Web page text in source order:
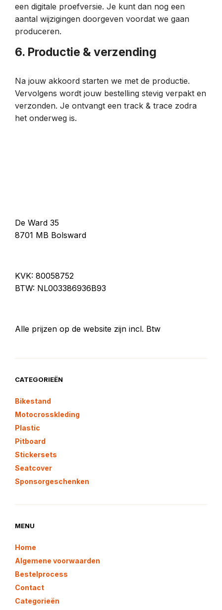
een digitale proefversie. Je kunt dan nog een
aantal wijzigingen doorgeven voordat we gaan
produceren.
6. Productie & verzending
Na jouw akkoord starten we met de productie.
Vervolgens wordt jouw bestelling stevig verpakt en
verzonden. Je ontvangt een track & trace zodra
het onderweg is.
De Ward 35
8701 MB Bolsward
KVK: 80058752
BTW: NL003386936B93
Alle prijzen op de website zijn incl. Btw
CATEGORIEËN
Bikestand
Motocrosskleding
Plastic
Pitboard
Stickersets
Seatcover
Sponsorgeschenken
MENU
Home
Algemene voorwaarden
Bestelprocess
Contact
Categorieën